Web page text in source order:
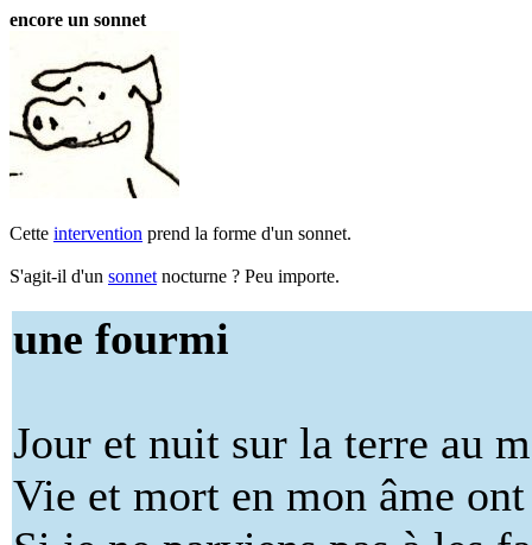
encore un sonnet
Cette intervention prend la forme d'un sonnet.
S'agit-il d'un sonnet nocturne ? Peu importe.
une fourmi
Jour et nuit sur la terre au
Vie et mort en mon âme